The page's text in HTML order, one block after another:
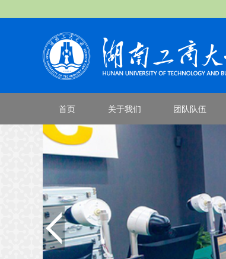
首页 关于我们 团队队伍